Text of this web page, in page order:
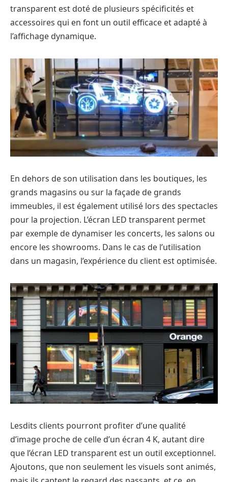
transparent est doté de plusieurs spécificités et
accessoires qui en font un outil efficace et adapté à
l’affichage dynamique.
En dehors de son utilisation dans les boutiques, les
grands magasins ou sur la façade de grands
immeubles, il est également utilisé lors des spectacles
pour la projection. L’écran LED transparent permet
par exemple de dynamiser les concerts, les salons ou
encore les showrooms. Dans le cas de l’utilisation
dans un magasin, l’expérience du client est optimisée.
Lesdits clients pourront profiter d’une qualité
d’image proche de celle d’un écran 4 K, autant dire
que l’écran LED transparent est un outil exceptionnel.
Ajoutons, que non seulement les visuels sont animés,